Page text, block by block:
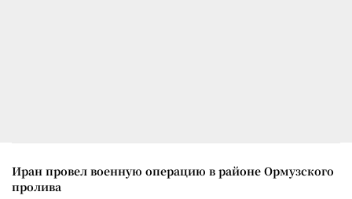
Иран провел военную операцию в районе Ормузского
пролива